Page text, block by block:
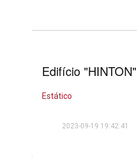
Edifício "HINTON"
Estático
2023-09-19 19:42:41